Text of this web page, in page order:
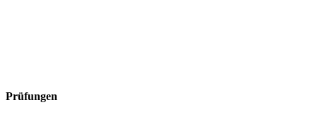
Prüfungen